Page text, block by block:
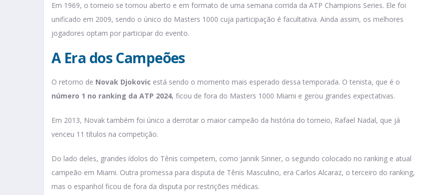
Em 1969, o torneio se tornou aberto e em formato de uma semana corrida da ATP Champions Series. Ele foi
unificado em 2009, sendo o único do Masters 1000 cuja participação é facultativa. Ainda assim, os melhores
jogadores optam por participar do evento.
A Era dos Campeões
O retorno de Novak Djokovic está sendo o momento mais esperado dessa temporada. O tenista, que é o
número 1 no ranking da ATP 2024, ficou de fora do Masters 1000 Miami e gerou grandes expectativas.
Em 2013, Novak também foi único a derrotar o maior campeão da história do torneio, Rafael Nadal, que já
venceu 11 títulos na competição.
Do lado deles, grandes ídolos do Tênis competem, como Jannik Sinner, o segundo colocado no ranking e atual
campeão em Miami. Outra promessa para disputa de Tênis Masculino, era Carlos Alcaraz, o terceiro do ranking,
mas o espanhol ficou de fora da disputa por restrições médicas.